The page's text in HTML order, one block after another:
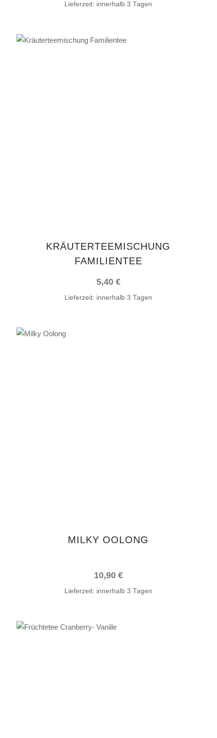
Lieferzeit: innerhalb 3 Tagen
KRÄUTERTEEMISCHUNG
FAMILIENTEE
5,40 €
Lieferzeit: innerhalb 3 Tagen
MILKY OOLONG
10,90 €
Lieferzeit: innerhalb 3 Tagen